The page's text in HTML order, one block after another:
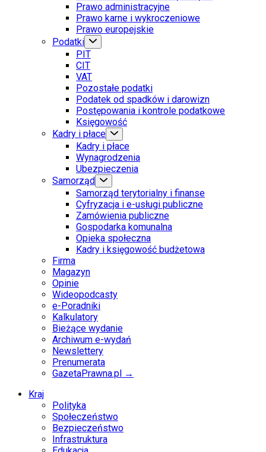
Prawo administracyjne
Prawo karne i wykroczeniowe
Prawo europejskie
Podatki
PIT
CIT
VAT
Pozostałe podatki
Podatek od spadków i darowizn
Postępowania i kontrole podatkowe
Księgowość
Kadry i płace
Kadry i płace
Wynagrodzenia
Ubezpieczenia
Samorząd
Samorząd terytorialny i finanse
Cyfryzacja i e-usługi publiczne
Zamówienia publiczne
Gospodarka komunalna
Opieka społeczna
Kadry i księgowość budżetowa
Firma
Magazyn
Opinie
Wideopodcasty
e-Poradniki
Kalkulatory
Bieżące wydanie
Archiwum e-wydań
Newslettery
Prenumerata
GazetaPrawna.pl →
Kraj
Polityka
Społeczeństwo
Bezpieczeństwo
Infrastruktura